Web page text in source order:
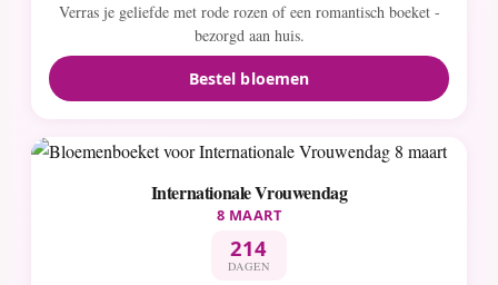
Verras je geliefde met rode rozen of een romantisch boeket -
bezorgd aan huis.
Bestel bloemen
Internationale Vrouwendag
8 MAART
214
DAGEN